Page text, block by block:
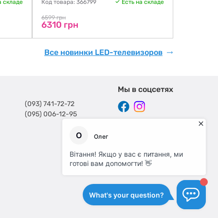
складе Код товара: 366799 Есть на складе
6599 грн
6310 грн
Все новинки LED-телевизоров
(093) 741-72-72
(095) 006-12-95
Мы в соцсетях